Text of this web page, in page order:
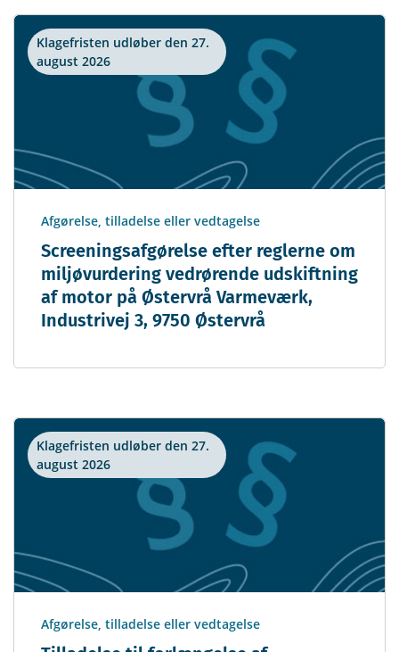
Klagefristen udløber den 27.
august 2026
Afgørelse, tilladelse eller vedtagelse
Screeningsafgørelse efter reglerne om
miljøvurdering vedrørende udskiftning
af motor på Østervrå Varmeværk,
Industrivej 3, 9750 Østervrå
Klagefristen udløber den 27.
august 2026
Afgørelse, tilladelse eller vedtagelse